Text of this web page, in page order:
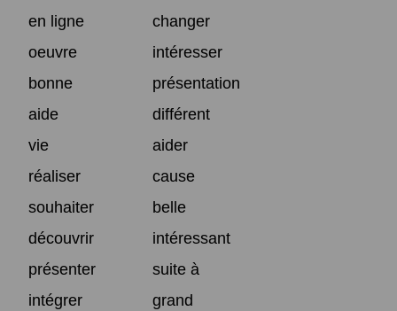
en ligne
changer
oeuvre
intéresser
bonne
présentation
aide
différent
vie
aider
réaliser
cause
souhaiter
belle
découvrir
intéressant
présenter
suite à
intégrer
grand